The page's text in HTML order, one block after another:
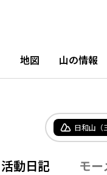
地図 山の情報
日和山（
活動日記 モー